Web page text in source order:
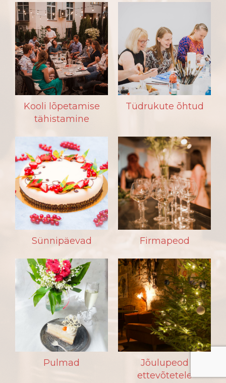
Kooli lõpetamise
tähistamine
Tüdrukute õhtud
Sünnipäevad Firmapeod
Pulmad
Jõulupeod
ettevõtetele